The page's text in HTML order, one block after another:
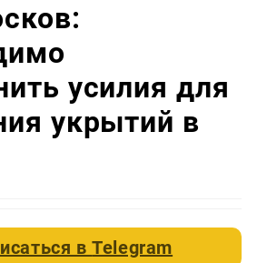
усилия для
укрытий в
вTelegram